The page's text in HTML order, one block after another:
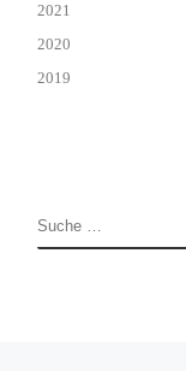
2021
2020
2019
SUCHE